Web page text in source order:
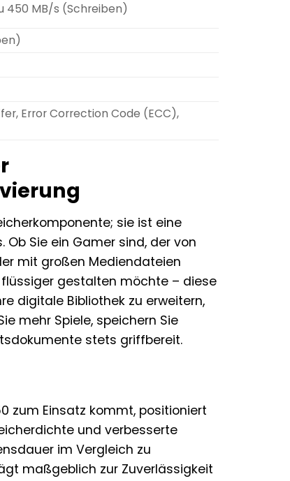
450 MB/s (Schreiben)
Error Correction Code (ECC),
sie ist eine
Sie ein Gamer sind, der von
mit großen Mediendateien
gestalten möchte – diese
digitale Bibliothek zu erweitern,
mehr Spiele, speichern Sie
stets griffbereit.
zum Einsatz kommt, positioniert
und verbesserte
im Vergleich zu
maßgeblich zur Zuverlässigkeit